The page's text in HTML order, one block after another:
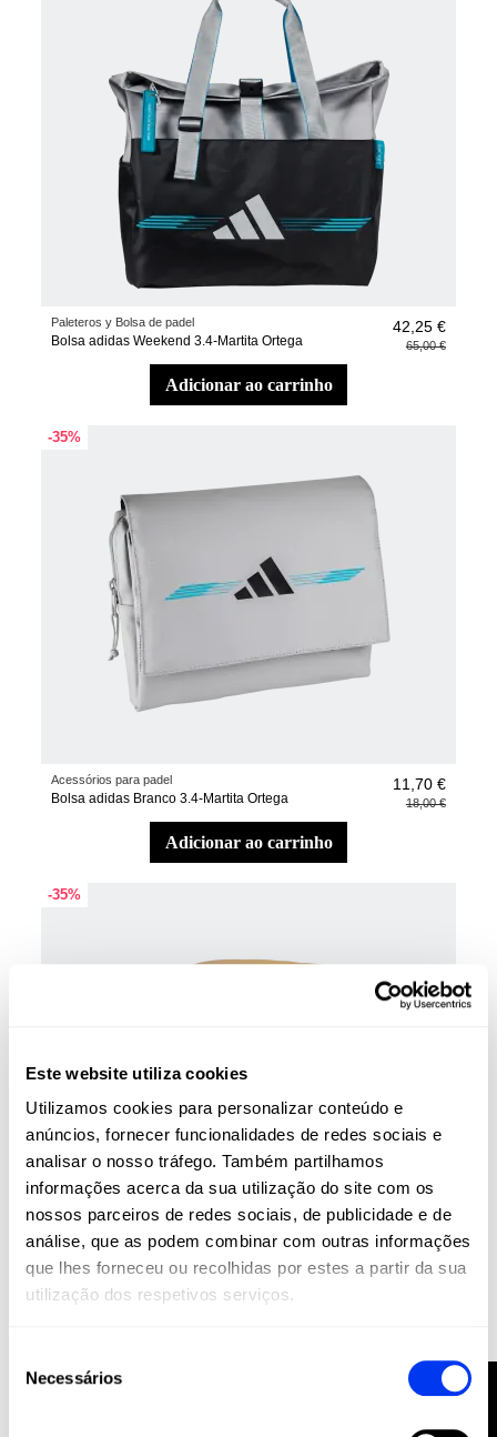
Este website utiliza cookies
Utilizamos cookies para personalizar conteúdo e
anúncios, fornecer funcionalidades de redes sociais e
analisar o nosso tráfego. Também partilhamos
informações acerca da sua utilização do site com os
nossos parceiros de redes sociais, de publicidade e de
análise, que as podem combinar com outras informações
que lhes forneceu ou recolhidas por estes a partir da sua
utilização dos respetivos serviços.
Necessários
Paleteros y Bolsa de padel
Bolsa adidas Weekend 3.4-Martita Ortega
42,25 €
65,00 €
adicionar ao carrinho
-35%
Acessórios para padel
Bolsa adidas Branco 3.4-Martita Ortega
11,70 €
18,00 €
adicionar ao carrinho
-35%
Acessórios para padel 11,70 €
18,00 €
adicionar ao carrinho